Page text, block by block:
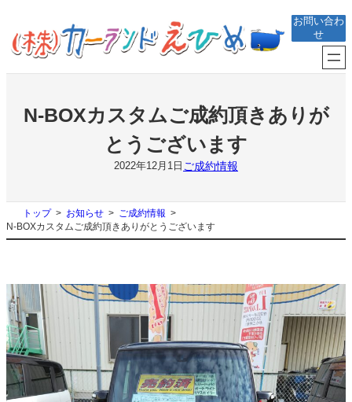
を
ス
キ
お問い合わ
せ
N-BOXカスタムご成約頂きありが
とうございます
2022年12月1日 ご成約情報
トップ お知らせ
ご成約情報
N-BOXカスタムご成約頂きありがとうございます